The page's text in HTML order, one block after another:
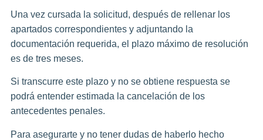
Una vez cursada la solicitud, después de rellenar los
apartados correspondientes y adjuntando la
documentación requerida, el plazo máximo de resolución
es de tres meses.
Si transcurre este plazo y no se obtiene respuesta se
podrá entender estimada la cancelación de los
antecedentes penales.
Para asegurarte y no tener dudas de haberlo hecho